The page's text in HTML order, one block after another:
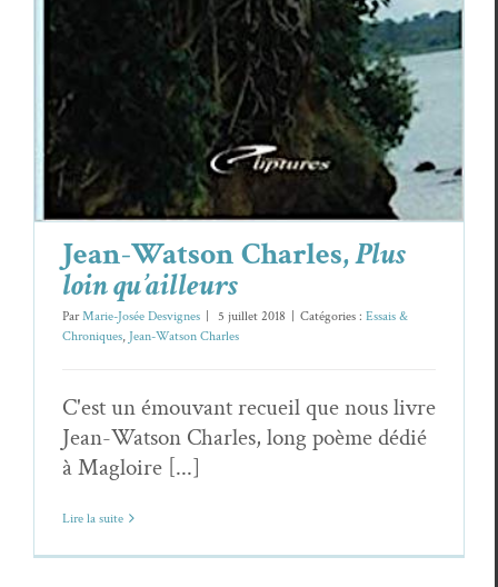
Jean-Watson Charles,Plus
loin qu’ailleurs
ParMarie-Josée Desvignes 5 juillet 2018 Catégories : Essais &
Chroniques, Jean-Watson Charles
C'est un émouvant recueil que nous livre
Jean-Watson Charles, long poème dédié
à Magloire [...]
Lire la suite